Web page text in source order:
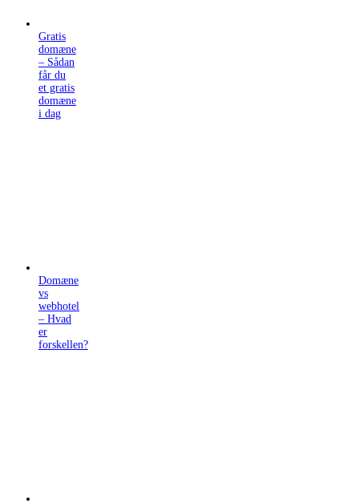
Gratis
domæne
– Sådan
får du
et gratis
domæne
i dag
Domæne
vs
webhotel
– Hvad
er
forskellen?